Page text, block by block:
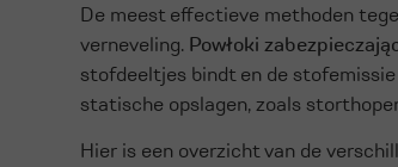
De meest effectieve methoden
verneveling. Powłoki
stofdeeltjes bindt en de
statische opslagen, zoals
Hier is een overzicht van de